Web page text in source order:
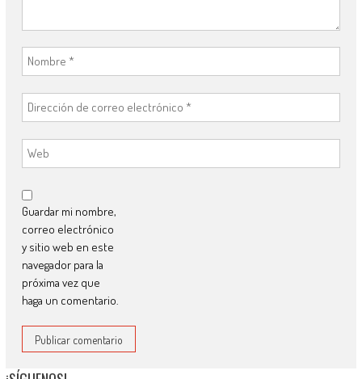
Guardar mi nombre,
correo electrónico
y sitio web en este
navegador para la
próxima vez que
haga un comentario.